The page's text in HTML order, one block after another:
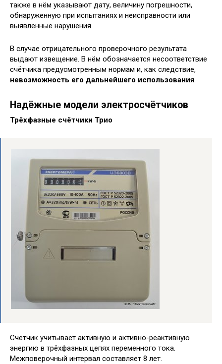
также в нём указывают дату, величину погрешности,
обнаруженную при испытаниях и неисправности или
выявленные нарушения.
В случае отрицательного проверочного результата
выдают извещение. В нём обозначается несоответствие
счётчика предусмотренным нормам и, как следствие,
невозможность его дальнейшего использования.
Надёжные модели электросчётчиков
Трёхфазные счётчики Трио
Счётчик учитывает активную и активно-реактивную
энергию в трёхфазных цепях переменного тока.
Межповерочный интервал составляет 8 лет.